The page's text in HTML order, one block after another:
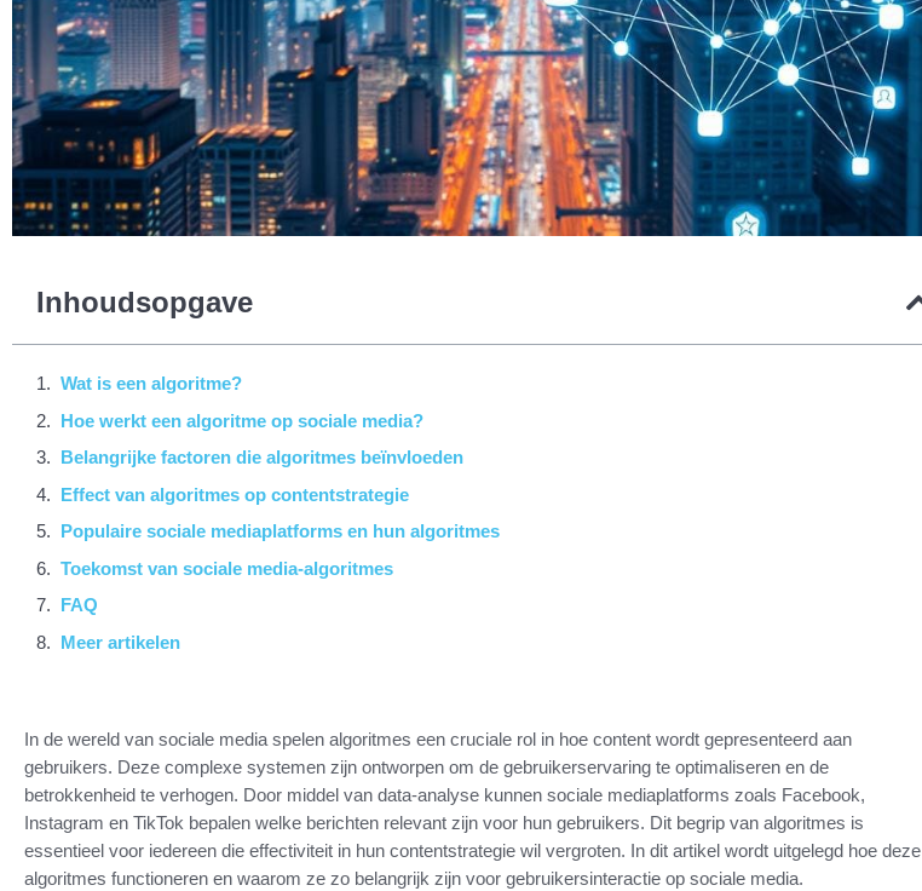
Inhoudsopgave
Wat is een algoritme?
Hoe werkt een algoritme op sociale media?
Belangrijke factoren die algoritmes beïnvloeden
Effect van algoritmes op contentstrategie
Populaire sociale mediaplatforms en hun algoritmes
Toekomst van sociale media-algoritmes
FAQ
Meer artikelen
In de wereld van sociale media spelen algoritmes een cruciale rol in hoe content wordt gepresenteerd aan
gebruikers. Deze complexe systemen zijn ontworpen om de gebruikerservaring te optimaliseren en de
betrokkenheid te verhogen. Door middel van data-analyse kunnen sociale mediaplatforms zoals Facebook,
Instagram en TikTok bepalen welke berichten relevant zijn voor hun gebruikers. Dit begrip van algoritmes is
essentieel voor iedereen die effectiviteit in hun contentstrategie wil vergroten. In dit artikel wordt uitgelegd hoe deze
algoritmes functioneren en waarom ze zo belangrijk zijn voor gebruikersinteractie op sociale media.